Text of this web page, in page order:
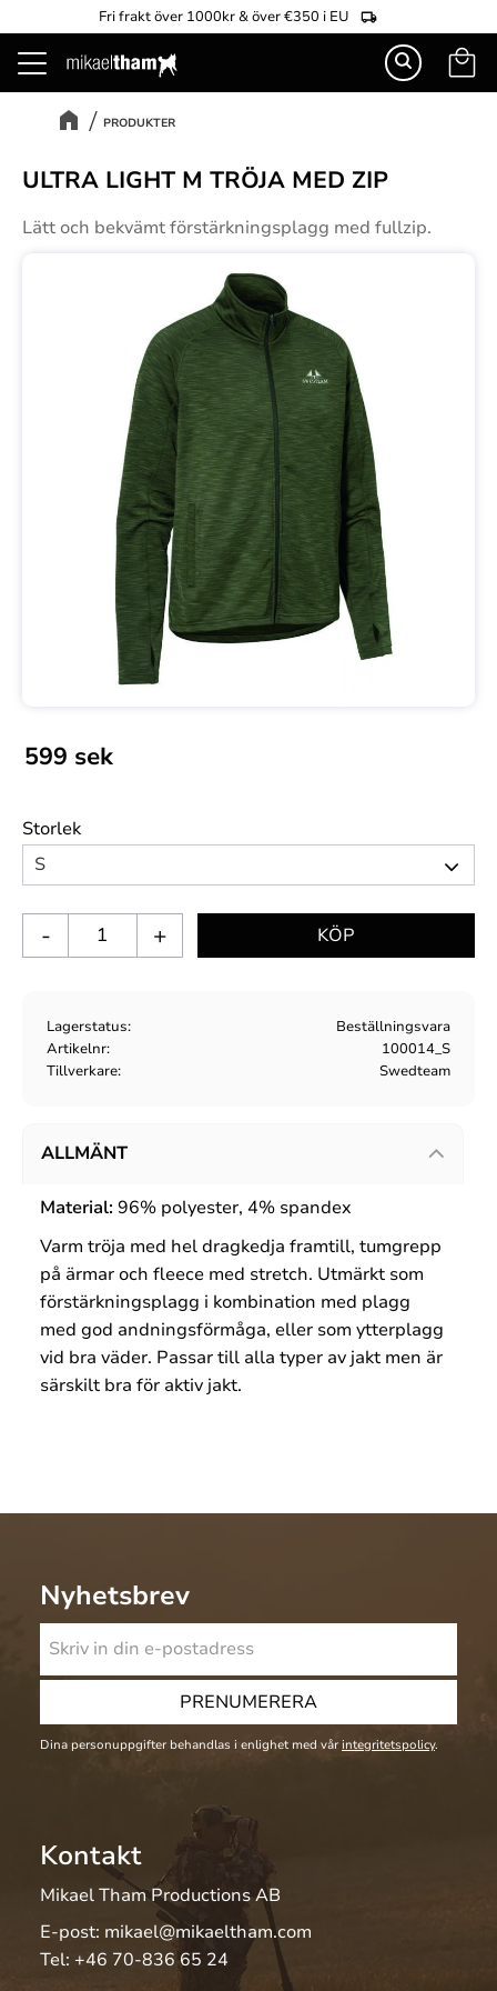
Meny
Fri frakt över 1000kr & över €350 i EU
PRODUKTER
ULTRA LIGHT M TRÖJA MED ZIP
Lätt och bekvämt förstärkningsplagg med fullzip.
599 sek
Storlek
+
-
Lagerstatus
Beställningsvara
Artikelnr
100014_S
Tillverkare
Swedteam
ALLMÄNT
Material: 96% polyester, 4% spandex
Varm tröja med hel dragkedja framtill, tumgrepp
på ärmar och fleece med stretch. Utmärkt som
förstärkningsplagg i kombination med plagg
med god andningsförmåga, eller som ytterplagg
vid bra väder. Passar till alla typer av jakt men är
särskilt bra för aktiv jakt.
Nyhetsbrev
PRENUMERERA
Dina personuppgifter behandlas i enlighet med vår integritetspolicy.
Kontakt
Mikael Tham Productions AB
E-post: mikael@mikaeltham.com
Tel: +46 70-836 65 24